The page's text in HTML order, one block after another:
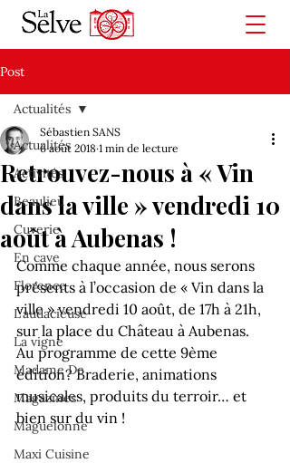
Post
Actualités
Activités
Beaulieu
Cuverie
En cave
Florence
L'audacieuse
La vigne
Madame De
Magazines
Maguelonne
Maxi Cuisine
Actualités
Retrouvez-nous à « Vin
dans la ville » vendredi 10
août à Aubenas !
Sébastien SANS
6 août 2018 1 min de lecture
Comme chaque année, nous serons
présents à l’occasion de « Vin dans la
ville » vendredi 10 août, de 17h à 21h,
sur la place du Château à Aubenas.
Au programme de cette 9ème
édition? Braderie, animations
musicales, produits du terroir… et
bien sur du vin !